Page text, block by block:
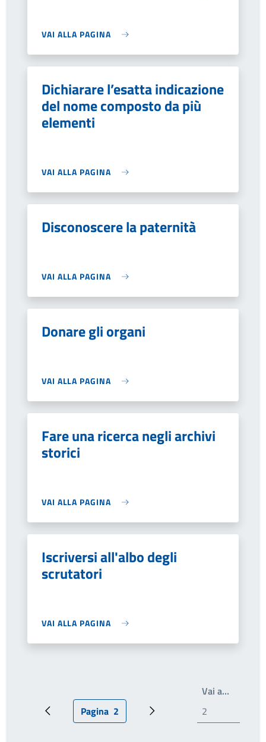
VAI ALLA PAGINA
Dichiarare l’esatta indicazione
del nome composto da più
elementi
VAI ALLA PAGINA
Disconoscere la paternità
VAI ALLA PAGINA
Donare gli organi
VAI ALLA PAGINA
Fare una ricerca negli archivi
storici
VAI ALLA PAGINA
Iscriversi all'albo degli
scrutatori
VAI ALLA PAGINA
Pagina precedentePagina attuale
Pagina 2 Prossima pagina
Vai a…